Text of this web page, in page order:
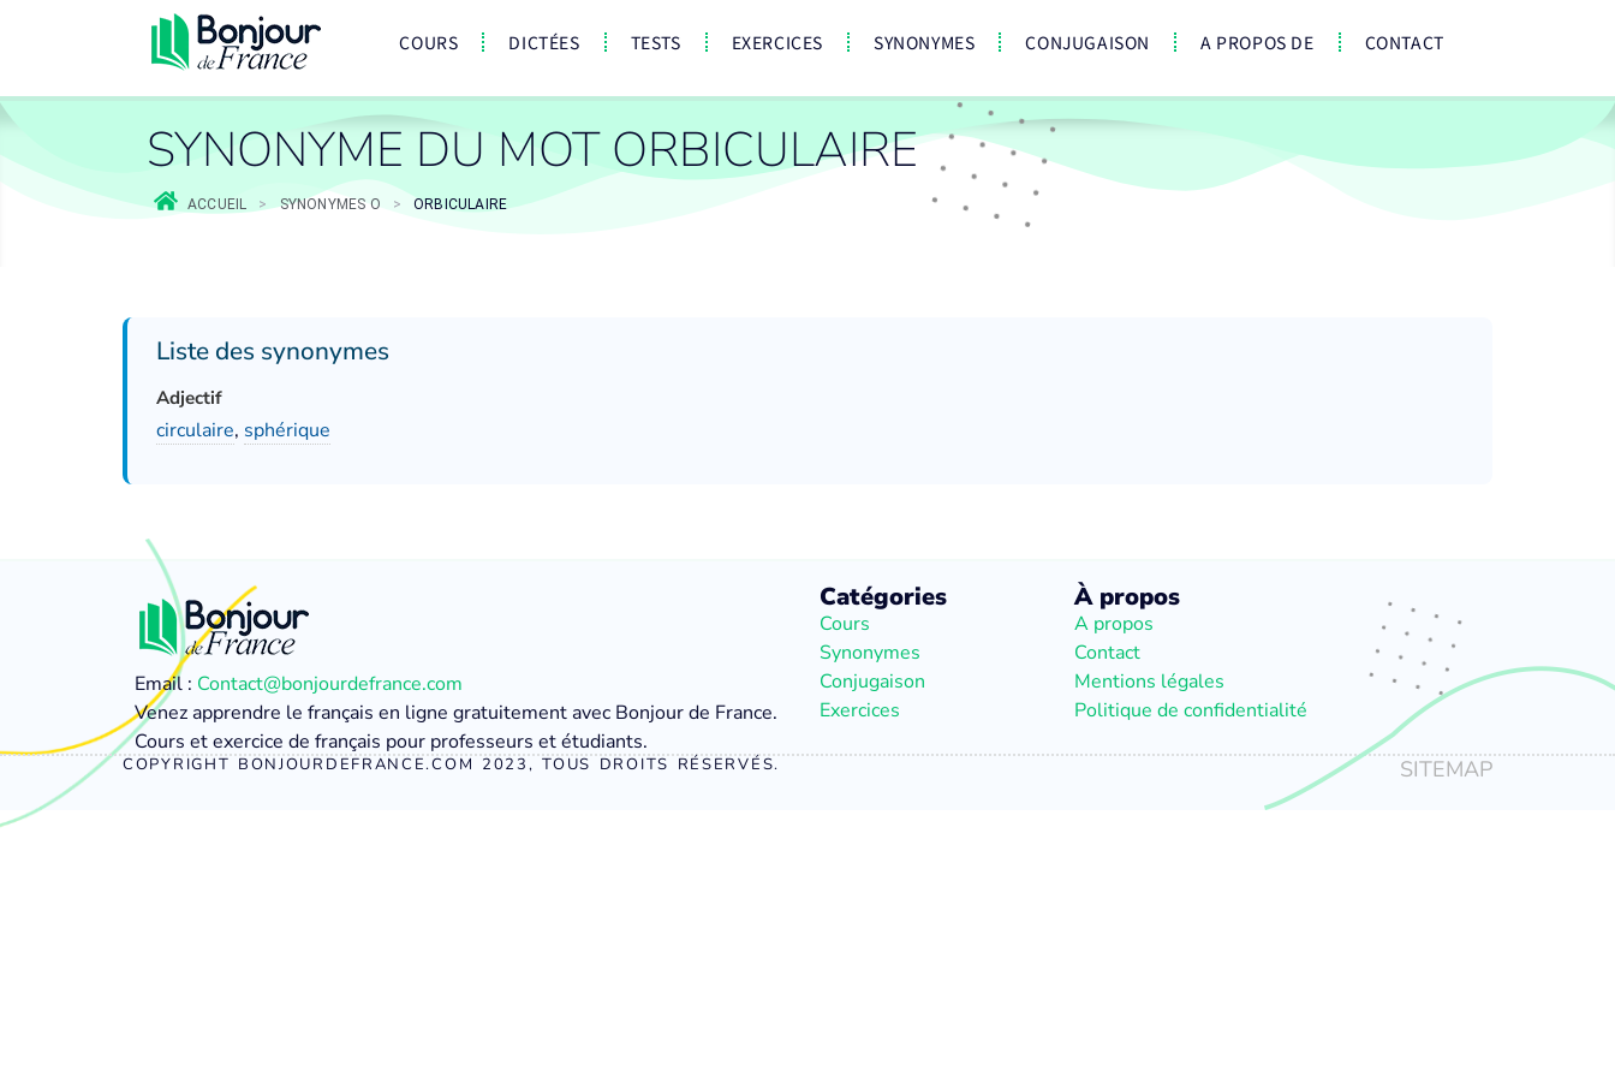
COURS DICTÉES TESTS EXERCICES SYNONYMES CONJUGAISON A PROPOS DE CONTACT
SYNONYME DU MOT ORBICULAIRE
ACCUEIL > SYNONYMES O > ORBICULAIRE
Liste des synonymes
Adjectif
circulaire, sphérique
Email : Contact@bonjourdefrance.com
Venez apprendre le français en ligne gratuitement avec Bonjour de France.
Cours et exercice de français pour professeurs et étudiants.
Catégories
Cours
Synonymes
Conjugaison
Exercices
À propos
A propos
Contact
Mentions légales
Politique de confidentialité
COPYRIGHT BONJOURDEFRANCE.COM 2023, TOUS DROITS RÉSERVÉS. SITEMAP